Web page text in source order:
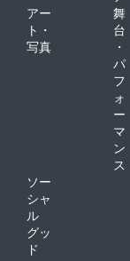
アー
ト・
写真
舞
台
・
パ
フ
ォ
ー
マ
ン
ス
ソー
シャ
ル
グッ
ド